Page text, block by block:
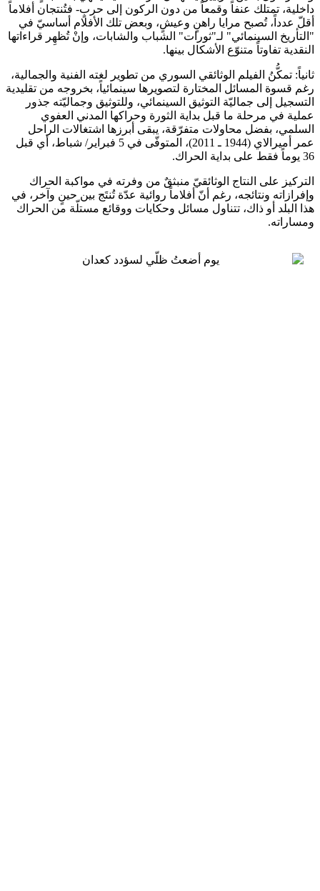
داخلية، تمتلك عنفاً وقمعاً من دون الركون إلى حربٍ- فتُنتجان أفلاماً
أقلّ عدداً، تُصبح مرايا راهنٍ وعيشٍ، وبعض تلك الأفلام أساسيّ في
"التأريخ السينمائي" لـ"ثورات" الشباب والشابات، وإنْ تُظهِر قراءاتها
النقدية تفاوتاً متنوّع الأشكال بينها.
ثانياً: تمكُّنُ الفيلم الوثائقي السوري من تطوير لغته الفنية والجمالية،
رغم قسوة المسائل المختارة لتصويرها سينمائياً، بخروجه من تقليدية
التسجيل إلى جماليّة التوثيق السينمائي، وللتوثيق وجماليّته جذور
عملية في مرحلة ما قبل بداية الثورة وحراكها المدني العفوي
السلمي، بفضل محاولات متفرّقة، يبقى أبرزها اشتغالات الراحل
عمر أميرالاي (1944 ـ 2011)، المتوفّى في 5 فبراير/ شباط، أي قبل
36 يوماً فقط على بداية الحراك.
التركيز على النتاج الوثائقيّ منبثقٌ من وفرته في مواكبة الحراك
وإفرازاته ونتائجه، رغم أنّ أفلاماً روائية عدّة تُنتَج بين حينٍ وآخر، في
هذا البلد أو ذاك، تتناول مسائل وحكايات ووقائع مستلّة من الحراك
ومساراته.